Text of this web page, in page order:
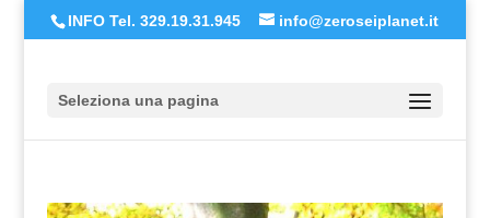
INFO Tel. 329.19.31.945 info@zeroseiplanet.it
Seleziona una pagina